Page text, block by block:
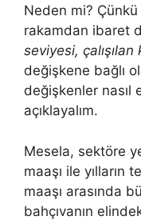
Neden mi?
rakamdan ibaret
seviyesi,
değişkene bağlı
değişkenler nasıl
açıklayalım.
Mesela, sektöre
maaşı ile yılların
maaşı arasında
bahçıvanın